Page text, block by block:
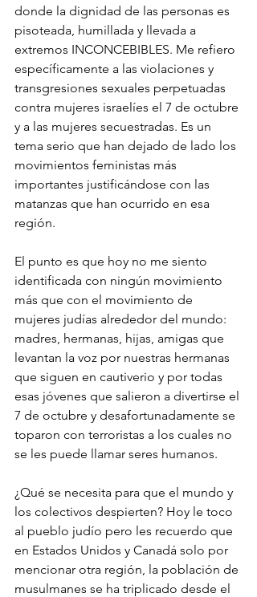
donde la dignidad de las personas es
pisoteada, humillada y llevada a
extremos INCONCEBIBLES. Me refiero
específicamente a las violaciones y
transgresiones sexuales perpetuadas
contra mujeres israelíes el 7 de octubre
y a las mujeres secuestradas. Es un
tema serio que han dejado de lado los
movimientos feministas más
importantes justificándose con las
matanzas que han ocurrido en esa
región.
El punto es que hoy no me siento
identificada con ningún movimiento
más que con el movimiento de
mujeres judías alrededor del mundo:
madres, hermanas, hijas, amigas que
levantan la voz por nuestras hermanas
que siguen en cautiverio y por todas
esas jóvenes que salieron a divertirse el
7 de octubre y desafortunadamente se
toparon con terroristas a los cuales no
se les puede llamar seres humanos.
¿Qué se necesita para que el mundo y
los colectivos despierten? Hoy le toco
al pueblo judío pero les recuerdo que
en Estados Unidos y Canadá solo por
mencionar otra región, la población de
musulmanes se ha triplicado desde el